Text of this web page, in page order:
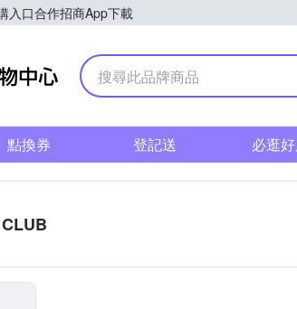
入口合作招商App下載
Yahoo購物中心
點換券 登記送 必逛